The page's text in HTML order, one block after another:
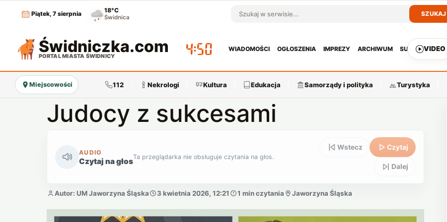
Piątek, 7 sierpnia
18°C
Świdnica Szukaj w serwisie
SZUKAJ
Świdniczka.com
PORTAL MIASTA ŚWIDNICY 04:50
WIADOMOŚCI OGŁOSZENIA IMPREZY ARCHIWUM SUBSKRYPCJA
VIDEO
Miejscowości 112 Nekrologi Kultura Edukacja Samorządy i polityka Turystyka
Judocy z sukcesami
AUDIO
Czytaj na głosTa przeglądarka nie obsługuje czytania na głos.
Wstecz Czytaj
Dalej
Autor: UM Jaworzyna Śląska 3 kwietnia 2026, 12:21 1 min czytania Jaworzyna Śląska